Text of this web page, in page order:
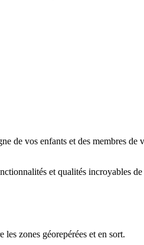
de vos enfants et des membres
et qualités incroyables
zones géorepérées et en sort.